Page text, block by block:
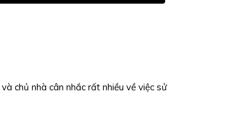
chủ nhà cân nhắc rất nhiều về việc sử